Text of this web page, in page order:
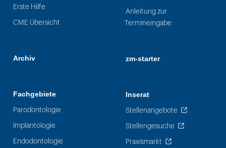
Erste Hilfe
CME Übersicht
Archiv
Fachgebiete
Parodontologie
Implantologie
Endodontologie
Anleitung zur
Termineingabe
zm-starter
Inserat
Stellenangebote
Stellengesuche
Praxismarkt